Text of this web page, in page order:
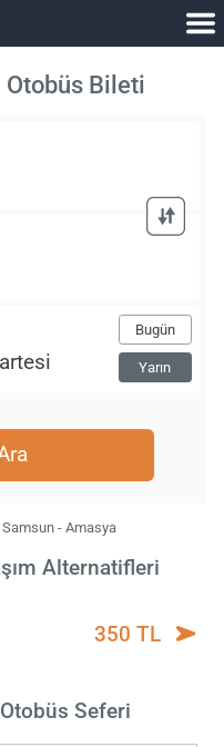
Otobüs Bileti
Bugün
Yarın
Samsun - Amasya
Alternatifleri
350 TL
Seferi